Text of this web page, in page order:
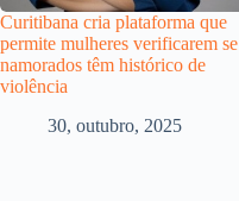
Curitibana cria plataforma que
permite mulheres verificarem se
namorados têm histórico de
violência
30, outubro, 2025